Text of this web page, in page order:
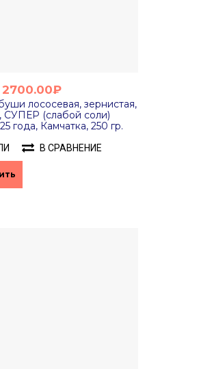
2700.00₽
лососевая, зернистая,
СУПЕР (слабой соли)
года, Камчатка, 250 гр.
В СРАВНЕНИЕ